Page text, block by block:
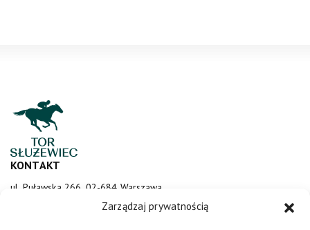
Zarządzaj prywatnością
KONTAKT
ul. Puławska 266, 02-684 Warszawa
sluzewiec@totalizator.pl